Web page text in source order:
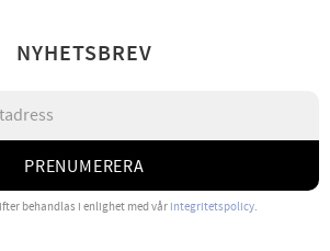
NYHETSBREV
PRENUMERERA
behandlas i enlighet med vår integritetspolicy.